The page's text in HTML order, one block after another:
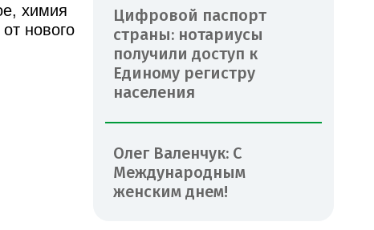
химия
нового
Цифровой паспорт
страны: нотариусы
получили доступ к
Единому регистру
населения
Олег Валенчук: С
Международным
женским днем!